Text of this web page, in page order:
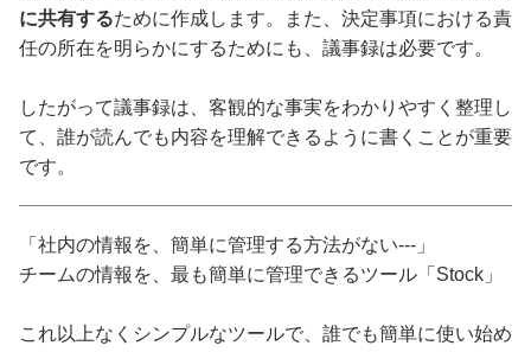
に共有するために作成します。また、決定事項における責
任の所在を明らかにするためにも、議事録は必要です。
したがって議事録は、客観的な事実をわかりやすく整理し
て、誰が読んでも内容を理解できるように書くことが重要
です。
「社内の情報を、簡単に管理する方法がない---」
チームの情報を、最も簡単に管理できるツール「Stock」
これ以上なくシンプルなツールで、誰でも簡単に使い始め